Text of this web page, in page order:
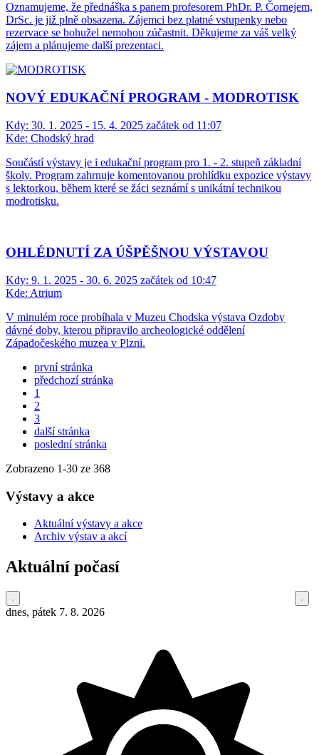
Oznamujeme, že přednáška s panem profesorem PhDr. P. Čornejem,
DrSc. je již plně obsazena. Zájemci bez platné vstupenky nebo
rezervace se bohužel nemohou zúčastnit. Děkujeme za váš velký
zájem a plánujeme další prezentaci.
NOVÝ EDUKAČNÍ PROGRAM - MODROTISK
Kdy: 30. 1. 2025 - 15. 4. 2025 začátek od 11:07
Kde: Chodský hrad
Součástí výstavy je i edukační program pro 1. - 2. stupeň základní
školy. Program zahrnuje komentovanou prohlídku expozice výstavy
s lektorkou, během které se žáci seznámí s unikátní technikou
modrotisku.
OHLÉDNUTÍ ZA ÚŠPĚŠNOU VÝSTAVOU
Kdy: 9. 1. 2025 - 30. 6. 2025 začátek od 10:47
Kde: Atrium
V minulém roce probíhala v Muzeu Chodska výstava Ozdoby
dávné doby, kterou připravilo archeologické oddělení
Západočeského muzea v Plzni.
první stránka
předchozí stránka
1
2
3
další stránka
poslední stránka
Zobrazeno 1-30 ze 368
Výstavy a akce
Aktuální výstavy a akce
Archiv výstav a akcí
Aktuální počasí
dnes, pátek 7. 8. 2026